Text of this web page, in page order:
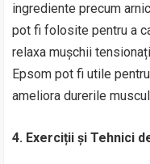
ingrediente precum
pot fi folosite pentru a
relaxa mușchii
Epsom pot fi utile
ameliora durerile
4. Exerciții și Tehnici